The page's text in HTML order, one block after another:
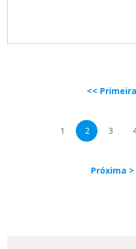
<< Primeira
1 2 3
Próxima >